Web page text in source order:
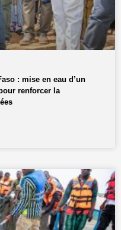
: mise en eau d’un
renforcer la